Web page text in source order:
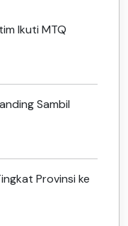
Ikuti MTQ
Sambil
Provinsi ke